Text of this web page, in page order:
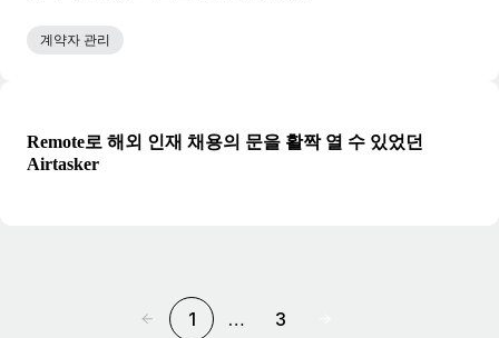
계약자 관리
Remote로 해외 인재 채용의 문을 활짝 열 수 있었던
Airtasker
1 … 3